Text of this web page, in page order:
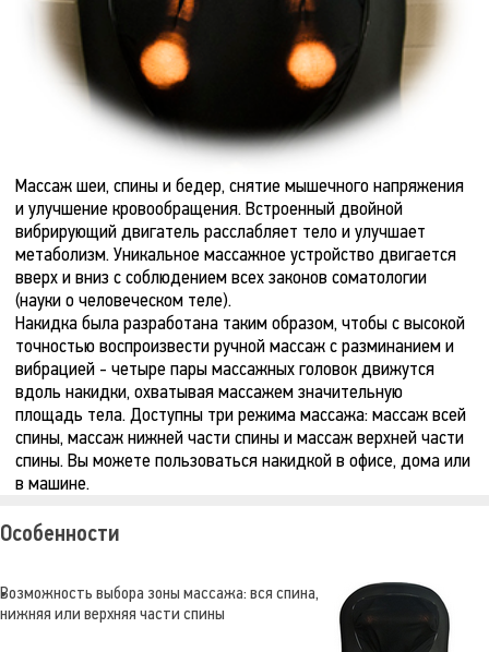
Массаж шеи, спины и бедер, снятие мышечного напряжения
и улучшение кровообращения. Встроенный двойной
вибрирующий двигатель расслабляет тело и улучшает
метаболизм. Уникальное массажное устройство двигается
вверх и вниз с соблюдением всех законов соматологии
(науки о человеческом теле).
Накидка была разработана таким образом, чтобы с высокой
точностью воспроизвести ручной массаж с разминанием и
вибрацией - четыре пары массажных головок движутся
вдоль накидки, охватывая массажем значительную
площадь тела. Доступны три режима массажа: массаж всей
спины, массаж нижней части спины и массаж верхней части
спины. Вы можете пользоваться накидкой в офисе, дома или
в машине.
Особенности
Возможность выбора зоны массажа: вся спина,
нижняя или верхняя части спины